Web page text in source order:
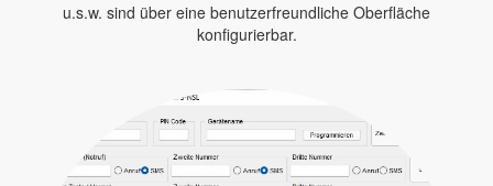
u.s.w. sind über eine benutzerfreundliche Oberfläche
konfigurierbar.